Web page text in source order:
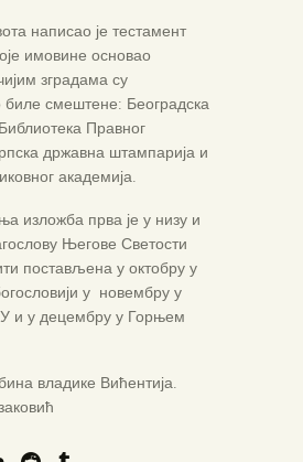
написао је тестамент
имовине основао
зградама су
биле смештене: Београдска
Правног
државна штампарија и
академија.
изложба прва је у низу и
Његове Светости
постављена у октобру у
у новембру у
и у децембру у Горњем
владике Вићентија.